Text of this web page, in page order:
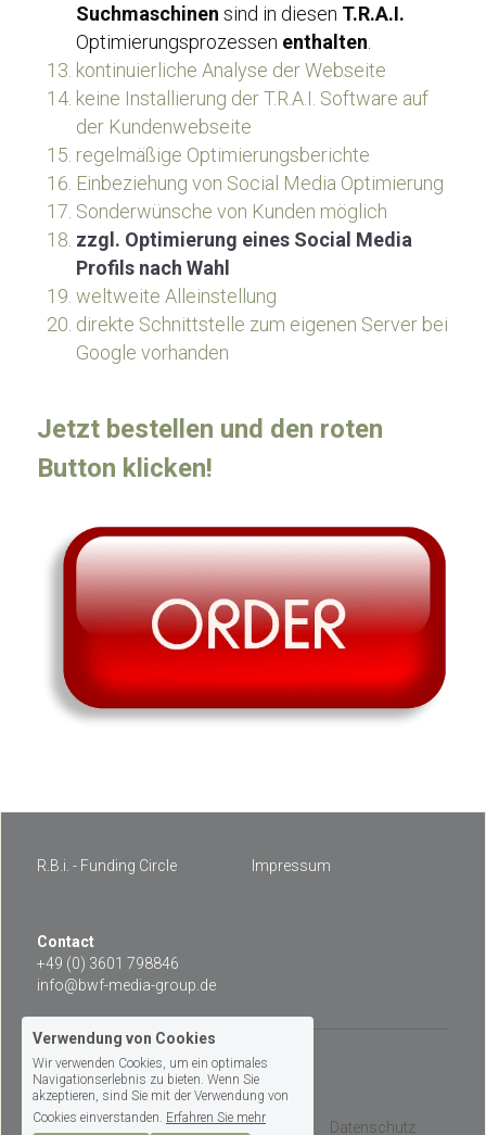
Suchmaschinen sind in diesen
Optimierungsprozessen enthalten
kontinuierliche Analyse der Webseite
keine Installierung der T.R.A.I. Software auf
der Kundenwebseite
regelmäßige Optimierungsberichte
Einbeziehung von Social Media Optimierung
Sonderwünsche von Kunden möglich
zzgl. Optimierung eines Social Media
Profils nach Wahl
weltweite Alleinstellung
direkte Schnittstelle zum eigenen Server bei
Google vorhanden
Jetzt bestellen und den roten
Button klicken!
R.B.i. - Funding Circle Impressum
Contact
+49 (0) 3601 798846
info@bwf-media-group.de
© 2026
Allgemeine Geschäftsbedingungen Datenschutz
Verwendung von Cookies
Wir verwenden Cookies, um ein optimales
Navigationserlebnis zu bieten. Wenn Sie
akzeptieren, sind Sie mit der Verwendung von
Cookies einverstanden. Erfahren Sie mehr